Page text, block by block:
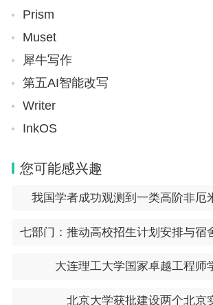
6、重庆交通职业学院
重庆交通职业学院是经重庆市人民政
育部备案的全日制普通高等院校。学
（重庆）科学城双福，占地896.5亩
16777人。
Prism
Muset
犀牛写作
第五AI智能改写
Writer
InkOS
您可能感兴趣
我国学者成功观测到一类高阶非厄
七部门：推动高校招生计划安排与宿
大连理工大学国家卓越工程师
北京大学获批建设两个北京